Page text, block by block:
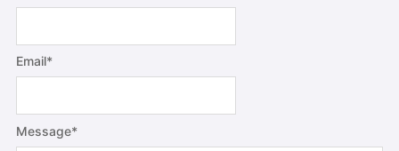
Message*
Email*